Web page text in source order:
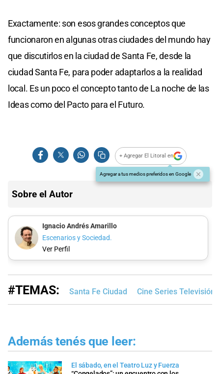
Exactamente: son esos grandes conceptos que
funcionaron en algunas otras ciudades del mundo hay
que discutirlos en la ciudad de Santa Fe, desde la
ciudad Santa Fe, para poder adaptarlos a la realidad
local. Es un poco el concepto tanto de La noche de las
Ideas como del Pacto para el Futuro.
+ Agregar El Litoral en
Agregar a tus medios preferidos en Google
Sobre el Autor
Ignacio Andrés Amarillo
Escenarios y Sociedad.
Ver Perfil
#TEMAS: Santa Fe Ciudad Cine Series Televisión
Además tenés que leer:
El sábado, en el Teatro Luz y Fuerza